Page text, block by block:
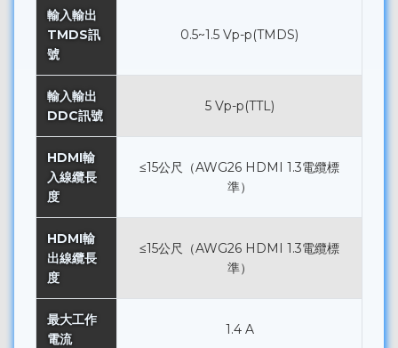
輸入輸出
TMDS訊
號
0.5~1.5 Vp-p(TMDS)
輸入輸出
DDC訊號
5 Vp-p(TTL)
HDMI輸
入線纜長
度
≤15公尺（AWG26 HDMI 1.3電纜標
準）
HDMI輸
出線纜長
度
≤15公尺（AWG26 HDMI 1.3電纜標
準）
最大工作
電流
1.4 A